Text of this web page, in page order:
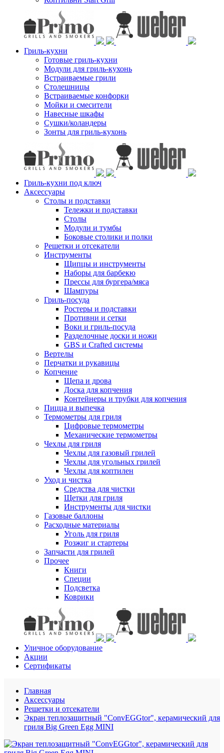
Гриль-кухни
Готовые гриль-кухни
Модули для гриль-кухонь
Встраиваемые грили
Столешницы
Встраиваемые конфорки
Мойки и смесители
Навесные шкафы
Сушки/коландеры
Зонты для гриль-кухонь
Гриль-кухни под ключ
Аксессуары
Столы и подставки
Тележки и подставки
Столы
Модули и тумбы
Боковые столики и полки
Решетки и отсекатели
Инструменты
Щипцы и инструменты
Наборы для барбекю
Прессы для бургера/мяса
Шампуры
Гриль-посуда
Ростеры и подставки
Противни и сетки
Воки и гриль-посуда
Разделочные доски и ножи
GBS и Crafted системы
Вертелы
Перчатки и рукавицы
Копчение
Щепа и дрова
Доска для копчения
Контейнеры и трубки для копчения
Пицца и выпечка
Термометры для гриля
Цифровые термометры
Механические термометры
Чехлы для гриля
Чехлы для газовый грилей
Чехлы для угольных грилей
Чехлы для коптилен
Уход и чистка
Средства для чистки
Щетки для гриля
Инструменты для чистки
Газовые баллоны
Расходные материалы
Уголь для гриля
Розжиг и стартеры
Запчасти для грилей
Прочее
Книги
Специи
Подсветка
Коврики
Уличное оборудование
Акции
Сертификаты
Главная
Аксессуары
Решетки и отсекатели
Экран теплозащитный "ConvEGGtor", керамический для
гриля Big Green Egg MINI